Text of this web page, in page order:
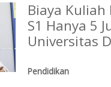
Biaya Kuliah
S1 Hanya 5
Universitas
Pendidikan